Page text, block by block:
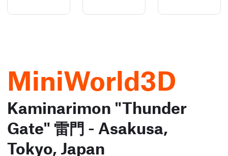
MiniWorld3D
Kaminarimon "Thunder
Gate" 雷門 - Asakusa,
Tokyo, Japan